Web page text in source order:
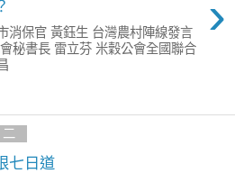
›
消保官 黃鈺生 台灣農村陣線發言
秘書長 雷立芬 米穀公會全國聯合
七日道